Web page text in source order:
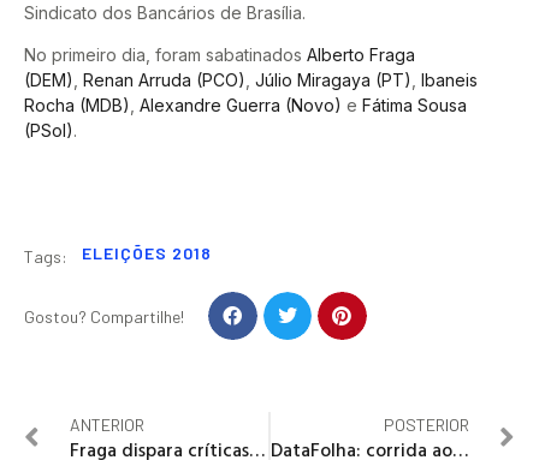
Sindicato dos Bancários de Brasília.
No primeiro dia, foram sabatinados Alberto Fraga
(DEM) Renan Arruda (PCO) Júlio Miragaya (PT) Ibaneis
Rocha (MDB) Alexandre Guerra (Novo) e Fátima Sousa
(PSol).
Tags: ELEIÇÕES 2018
Gostou? Compartilhe!
ANTERIOR
Fraga dispara críticas e acusações contra Filippelli, Agnelo e Ibaneis Rocha
POSTERIOR
DataFolha: corrida ao Buriti tem empate triplo. Eliana (15%), Rollemberg (14%) e Rosso (13%)